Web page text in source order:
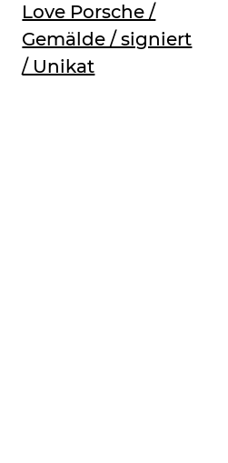
Love Porsche /
Gemälde / signiert
/ Unikat